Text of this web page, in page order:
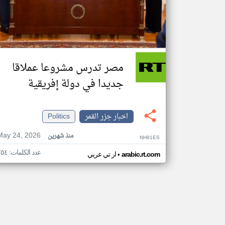
مصر تدرس مشروعا عملاقا
جديدا في دولة إفريقية
اخبار جزر القمر
Politics
24, 2026
منذ شهرين NH91ES
ار تي عربي• arabic.rt.com عدد الكلمات: ٢٥٤